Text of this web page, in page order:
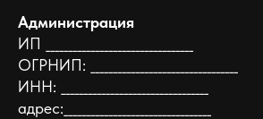
Администрация
ИП _________________________________
ОГРНИП: _________________________________
ИНН: _________________________________
адрес:_________________________________